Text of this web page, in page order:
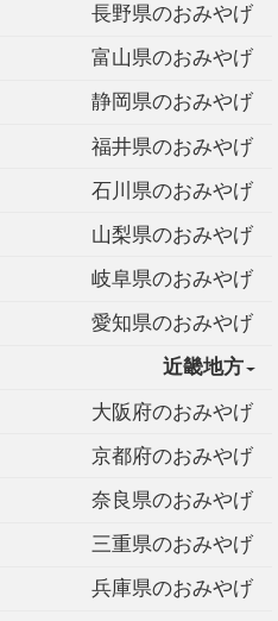
長野県のおみやげ
富山県のおみやげ
静岡県のおみやげ
福井県のおみやげ
石川県のおみやげ
山梨県のおみやげ
岐阜県のおみやげ
愛知県のおみやげ
近畿地方
大阪府のおみやげ
京都府のおみやげ
奈良県のおみやげ
三重県のおみやげ
兵庫県のおみやげ